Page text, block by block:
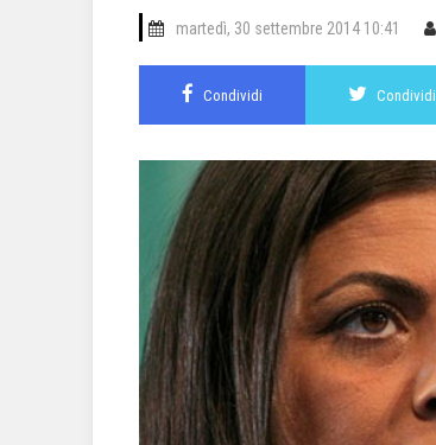
martedì, 30 settembre 2014 10:41
Condividi Condividi